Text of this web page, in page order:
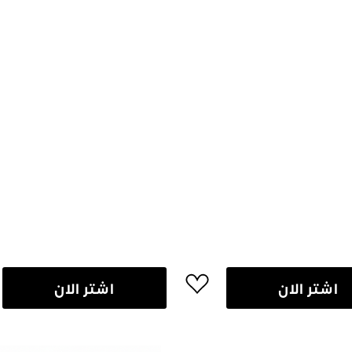
اشتر الان اشتر الان